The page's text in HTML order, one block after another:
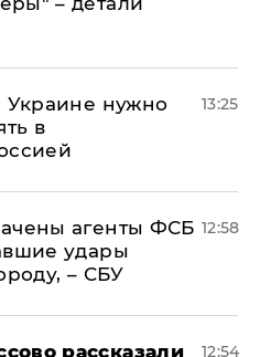
Украине нужно
в
13:25
агенты ФСБ
удары
– СБУ
12:58
рассказали
12:54